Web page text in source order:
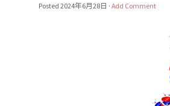
Posted2024年6月28日 ·Add Comment